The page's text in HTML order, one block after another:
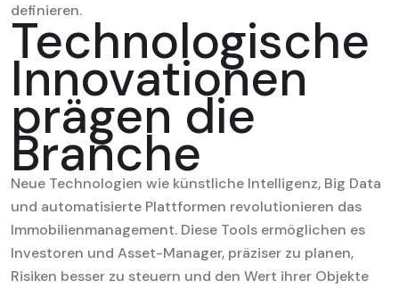
definieren.
Technologische
Innovationen
prägen die
Branche
Neue Technologien wie künstliche Intelligenz, Big Data
und automatisierte Plattformen revolutionieren das
Immobilienmanagement. Diese Tools ermöglichen es
Investoren und Asset-Manager, präziser zu planen,
Risiken besser zu steuern und den Wert ihrer Objekte